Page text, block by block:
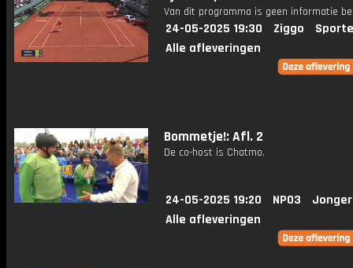
Van dit programma is geen informatie
24-05-2025 19:30 Ziggo
Alle afleveringen
Bommetje!: Afl. 2
De co-host is Chatmo.
24-05-2025 19:20 NPO3
Alle afleveringen